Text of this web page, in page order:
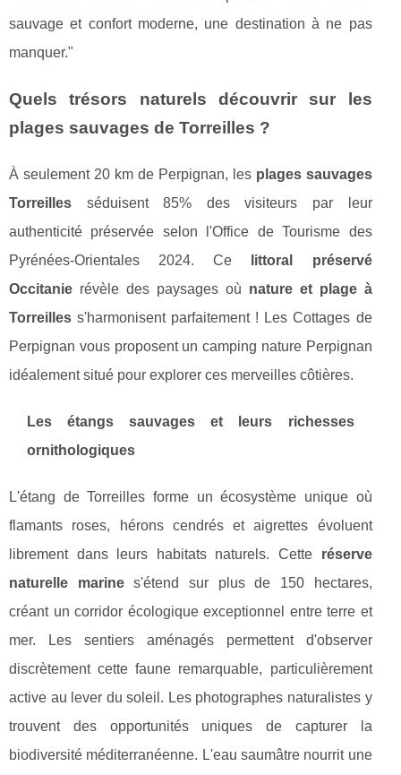
sauvage et confort moderne, une destination à ne pas
manquer."
Quels trésors naturels découvrir sur les
plages sauvages de Torreilles ?
À seulement 20 km de Perpignan, les plages sauvages
Torreilles séduisent 85% des visiteurs par leur
authenticité préservée selon l'Office de Tourisme des
Pyrénées-Orientales 2024. Ce
littoral préservé
Occitanie révèle des paysages où nature et plage à
Torreilles s'harmonisent parfaitement ! Les Cottages de
Perpignan vous proposent un camping nature Perpignan
idéalement situé pour explorer ces merveilles côtières.
Les étangs sauvages et leurs richesses
ornithologiques
L'étang de Torreilles forme un écosystème unique où
flamants roses, hérons cendrés et aigrettes évoluent
librement dans leurs habitats naturels. Cette réserve
naturelle marines'étend sur plus de 150 hectares,
créant un corridor écologique exceptionnel entre terre et
mer. Les sentiers aménagés permettent d'observer
discrètement cette faune remarquable, particulièrement
active au lever du soleil. Les photographes naturalistes y
trouvent des opportunités uniques de capturer la
biodiversité méditerranéenne. L'eau saumâtre nourrit une